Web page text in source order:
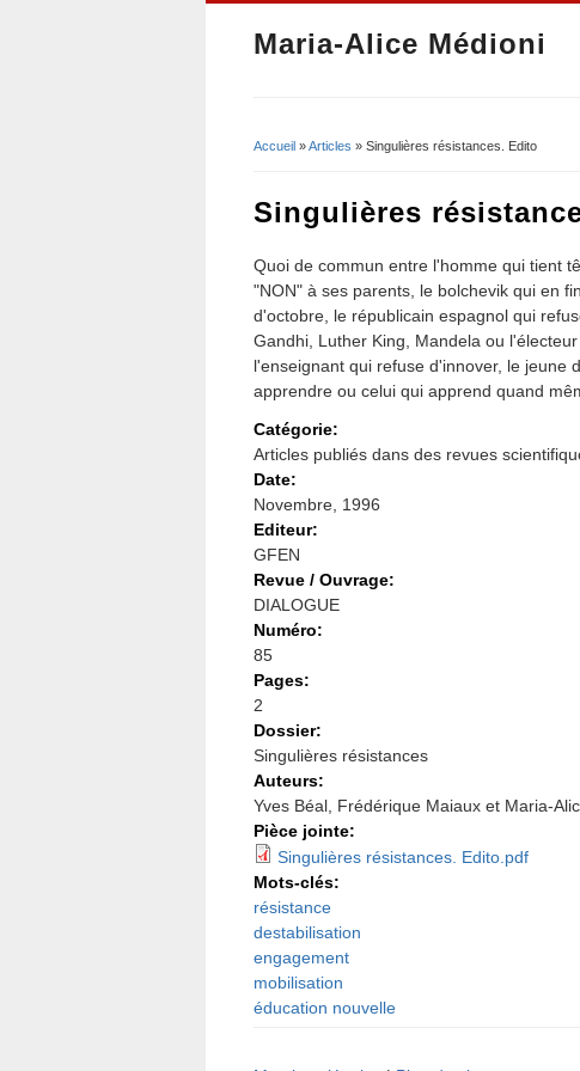
Maria-Alice Médioni
Accueil »Articles » Singulières résistances. Edito
Singulières
Quoi de commun entre l'homme qui tient
"NON" à ses parents, le bolchevik qui en
d'octobre, le républicain espagnol qui
Gandhi, Luther King, Mandela ou
l'enseignant qui refuse d'innover, le jeune
apprendre ou celui qui apprend quand
Catégorie:
Articles publiés dans des revues
Date:
Novembre, 1996
Editeur:
GFEN
Revue / Ouvrage:
DIALOGUE
Numéro:
85
Pages:
2
Dossier:
Singulières résistances
Auteurs:
Yves Béal, Frédérique Maiaux et Maria-
Pièce jointe:
Singulières résistances. Edito.pdf
Mots-clés:
résistance
destabilisation
engagement
mobilisation
éducation nouvelle